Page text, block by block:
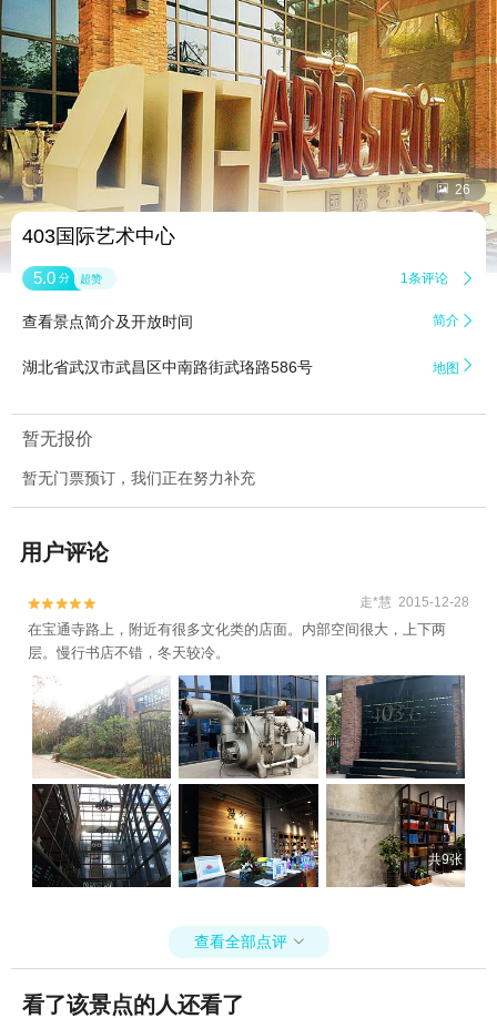
 26
403国际艺术中心
5.0 分 超赞 1条评论 
查看景点简介及开放时间 简介 
湖北省武汉市武昌区中南路街武珞路586号 地图 
暂无报价
暂无门票预订，我们正在努力补充
用户评论

 走*慧 2015-12-28
在宝通寺路上，附近有很多文化类的店面。内部空间很大，上下两
层。慢行书店不错，冬天较冷。
共9张
查看全部点评 
看了该景点的人还看了